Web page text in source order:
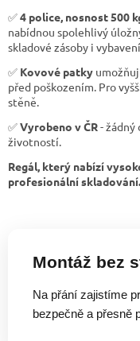
✅4 police, nosnost 500
nabídnou spolehlivý
skladové zásoby i
✅ Kovové patky
před poškozením. Pro
stěně.
✅Vyrobeno v ČR- žádný
životností.
Regál, který nabízí
profesionální skladování.
Montáž bez
Na přání zajistíme
bezpečně a přesně